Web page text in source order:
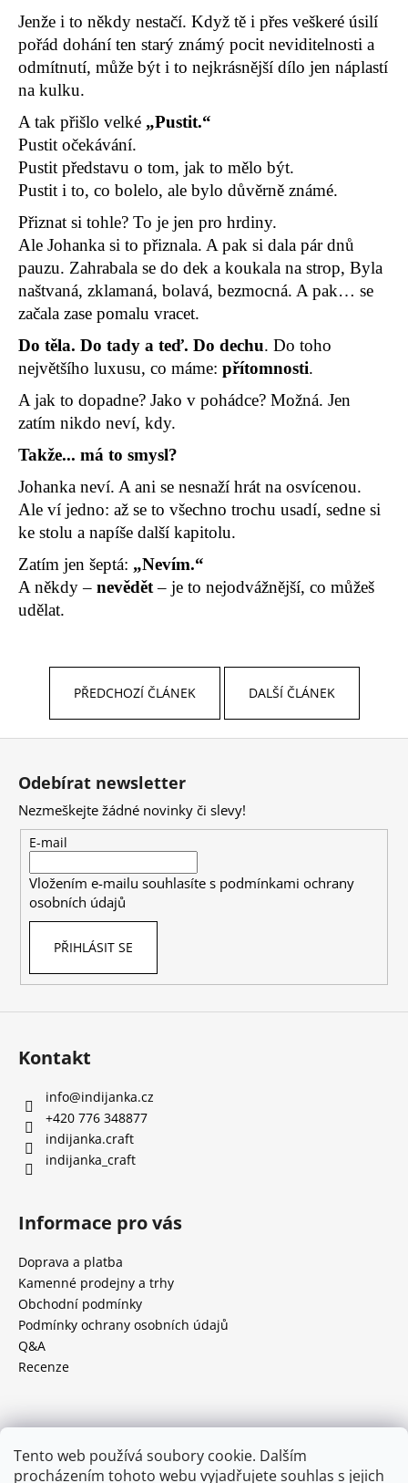
Tento web používá soubory cookie. Dalším
procházením tohoto webu vyjadřujete souhlas s jejich
Jenže i to někdy nestačí. Když tě i přes veškeré úsilí
pořád dohání ten starý známý pocit neviditelnosti a
odmítnutí, může být i to nejkrásnější dílo jen náplastí
na kulku.
A tak přišlo velké „Pustit.“
Pustit očekávání.
Pustit představu o tom, jak to mělo být.
Pustit i to, co bolelo, ale bylo důvěrně známé.
Přiznat si tohle? To je jen pro hrdiny.
Ale Johanka si to přiznala. A pak si dala pár dnů
pauzu. Zahrabala se do dek a koukala na strop, Byla
naštvaná, zklamaná, bolavá, bezmocná. A pak… se
začala zase pomalu vracet.
Do těla. Do tady a teď. Do dechu. Do toho
největšího luxusu, co máme: přítomnosti.
A jak to dopadne? Jako v pohádce? Možná. Jen
zatím nikdo neví, kdy.
Takže... má to smysl?
Johanka neví. A ani se nesnaží hrát na osvícenou.
Ale ví jedno: až se to všechno trochu usadí, sedne si
ke stolu a napíše další kapitolu.
Zatím jen šeptá: „Nevím.“
A někdy – nevědět– je to nejodvážnější, co můžeš
udělat.
PŘEDCHOZÍ ČLÁNEK DALŠÍ ČLÁNEK
Z
Odebírat newsletter
Nezmeškejte žádné novinky či slevy!
E-mail
Vložením e-mailu souhlasíte s podmínkami ochrany
osobních údajů
PŘIHLÁSIT SE
Kontakt
info@indijanka.cz
+420 776 348877
indijanka.craft
indijanka_craft
Informace pro vás
Doprava a platba
Kamenné prodejny a trhy
Obchodní podmínky
Podmínky ochrany osobních údajů
Q&A
Recenze
Facebook